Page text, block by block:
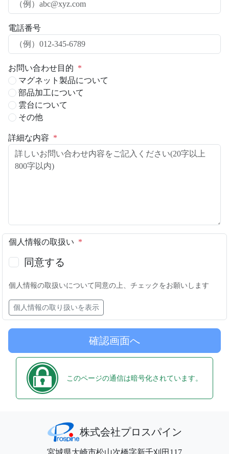
電話番号
お問い合わせ目的 *
マグネット製品について
部品加工について
雲台について
その他
詳細な内容 *
個人情報の取扱い *
同意する
個人情報の取扱いについて同意の上、チェックをお願いします
個人情報の取り扱いを表示
このページの通信は暗号化されています。
株式会社プロスパイン
宮城県大崎市松山次橋字新千刈田117